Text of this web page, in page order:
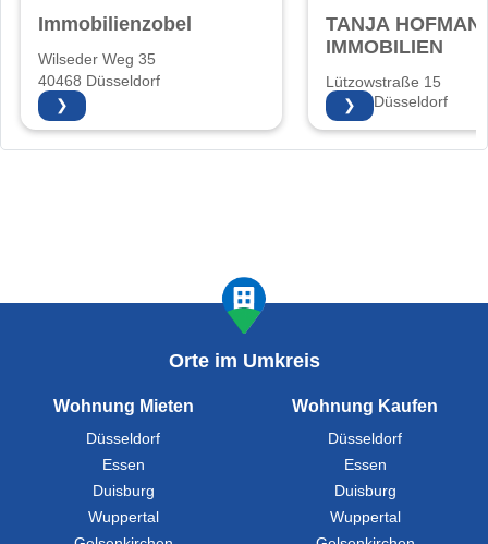
Immobilienzobel
Wilseder Weg 35
40468 Düsseldorf
❯
TANJA
IMMOBILIEN
Lützowstraße 15
40476 Düsseldorf
❯
Orte im Umkreis
Wohnung Mieten
Düsseldorf
Essen
Duisburg
Wuppertal
Wohnung Kaufen
Düsseldorf
Essen
Duisburg
Wuppertal